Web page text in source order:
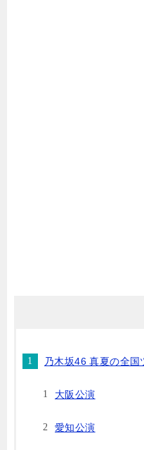
乃木坂46 真夏の全国
大阪公演
愛知公演